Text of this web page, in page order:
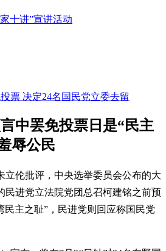
十讲”宣讲活动
票 决定24名国民党立委去留
中罢免投票日是“民主
辱公民
立伦批评，中央选举委员会公布的大
民进党立法院党团总召柯建铭之前预
民主之耻”，民进党则回应称国民党